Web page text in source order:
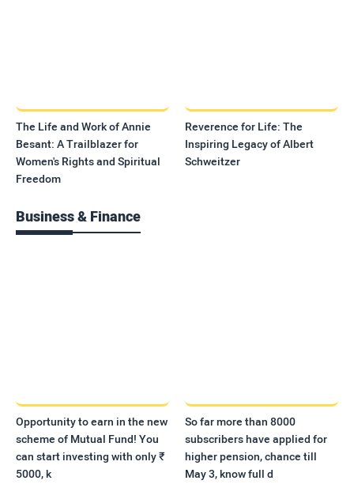
The Life and Work of Annie
Besant: A Trailblazer for
Women's Rights and Spiritual
Freedom
Reverence for Life: The
Inspiring Legacy of Albert
Schweitzer
Business & Finance
Opportunity to earn in the new
scheme of Mutual Fund! You
can start investing with only ₹
5000, k
So far more than 8000
subscribers have applied for
higher pension, chance till
May 3, know full d